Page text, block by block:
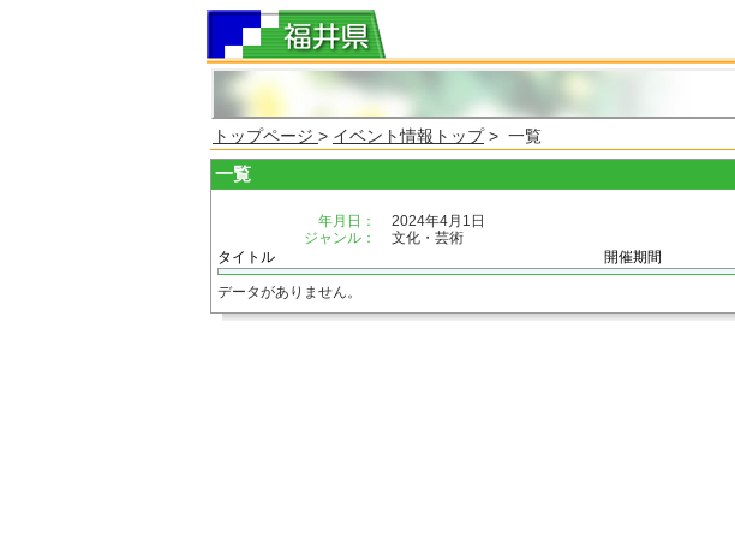
トップページ > イベント情報トップ> 一覧
一覧
年月日：
2024年4月1日
ジャンル：
文化・芸術
タイトル
開催期間
データがありません。